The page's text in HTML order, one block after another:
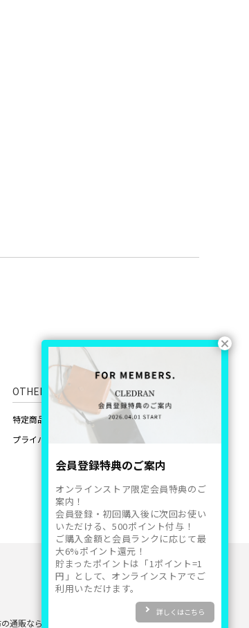
OTHERS
特定商品取引法に基づいた表記
プライバシーポリシー
通販なら CLEDRAN ONLINE STORECopyright 2024
会員登録特典のご案内
オンラインストア限定会員特典のご
案内！
会員登録・初回購入後に次回お使い
いただける、500ポイント付与！
ご購入金額と会員ランクに応じて最
大6%ポイント還元！
貯まったポイントは「1ポイント=1
円」として、オンラインストアでご
利用いただけます。
詳しくはこちら